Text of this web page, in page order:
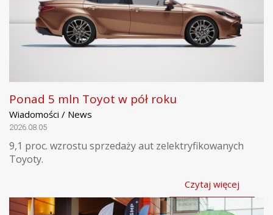
Ponad 5 mln Toyot w pół roku
Wiadomości / News
2026.08.05
9,1 proc. wzrostu sprzedaży aut zelektryfikowanych
Toyoty.
Czytaj więcej